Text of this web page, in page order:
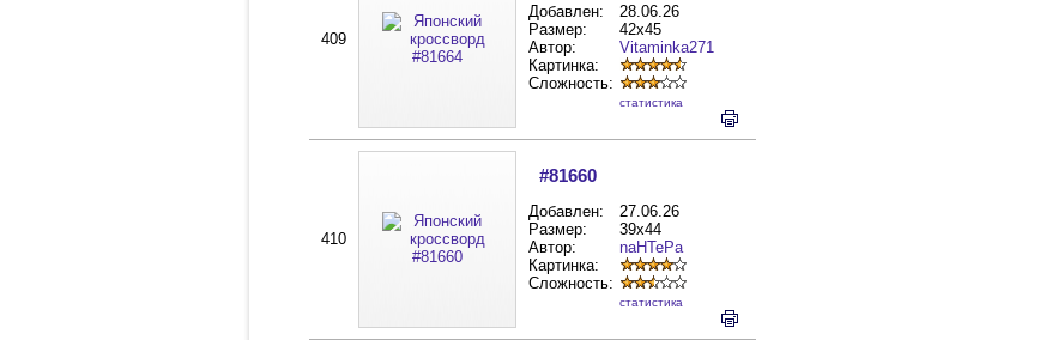
409
Добавлен:
28.06.26
Размер:
42x45
Автор:
Vitaminka271
Картинка:
Сложность:
cтатистика
410
#81660
Добавлен:
27.06.26
Размер:
39x44
Автор:
naHTePa
Картинка:
Сложность:
cтатистика